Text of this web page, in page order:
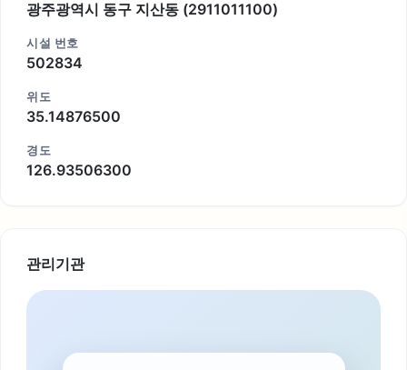
광주광역시 동구 지산동 (2911011100)
시설 번호
502834
위도
35.14876500
경도
126.93506300
관리기관